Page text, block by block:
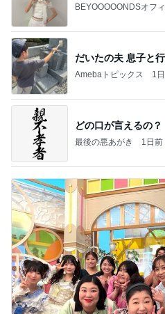
BEYOOOOONDSオフ
だいたの夫 息子と
Amebaトピックス 1
どの口が言えるの？
最後の悪あがき 1日前